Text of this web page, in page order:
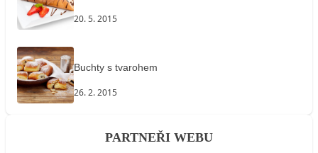
20. 5. 2015
Buchty s tvarohem
26. 2. 2015
PARTNEŘI WEBU